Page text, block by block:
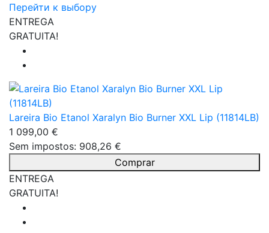
Перейти к выбору
ENTREGA
GRATUITA!
Lareira Bio Etanol Xaralyn Bio Burner XXL Lip (11814LB)
1 099,00 €
Sem impostos: 908,26 €
Comprar
ENTREGA
GRATUITA!